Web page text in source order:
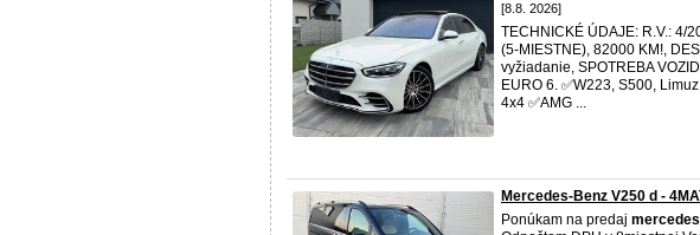
[8.8. 2026]
TECHNICKÉ ÚDAJE: R.V.: 4/
(5-MIESTNE), 82000 KM!,
vyžiadanie, SPOTREBA
EURO 6. ✅W223, S500,
4x4 ✅AMG ...
Mercedes-Benz V250 d -
Ponúkam na predaj mercedes